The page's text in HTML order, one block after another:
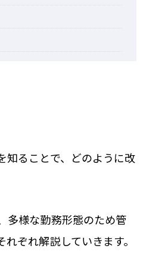
知ることで、どのように改
多様な勤務形態のため管
ぞれ解説していきます。